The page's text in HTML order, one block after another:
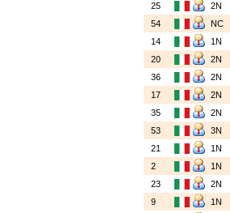
25
2N
54
NC
14
1N
20
2N
36
2N
17
2N
35
2N
53
3N
21
1N
2
1N
23
2N
9
1N